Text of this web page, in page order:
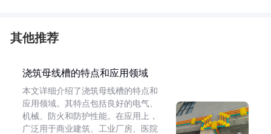
其他推荐
浇筑母线槽的特点和应用领域
本文详细介绍了浇筑母线槽的特点和
应用领域。其特点包括良好的电气、
机械、防火和防护性能。在应用上，
广泛用于商业建筑、工业厂房、医院